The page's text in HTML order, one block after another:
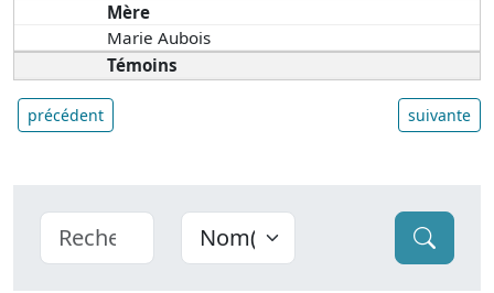
Mère
Marie Aubois
Témoins
précédent suivante